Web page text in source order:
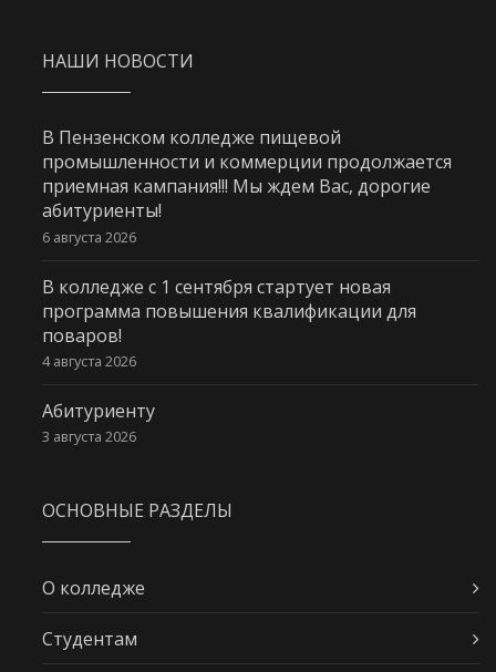
НАШИ НОВОСТИ
В Пензенском колледже пищевой
промышленности и коммерции продолжается
приемная кампания!!! Мы ждем Вас, дорогие
абитуриенты!
6 августа 2026
В колледже с 1 сентября стартует новая
программа повышения квалификации для
поваров!
4 августа 2026
Абитуриенту
3 августа 2026
ОСНОВНЫЕ РАЗДЕЛЫ
О колледже
Студентам